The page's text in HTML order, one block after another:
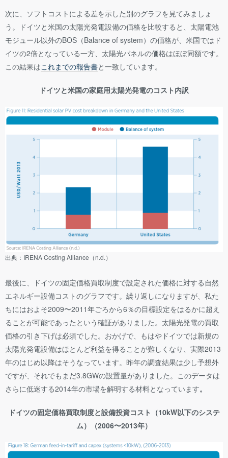
次に、ソフトコストによる差を示した別のグラフを見てみましょ
う。ドイツと米国の太陽光発電設備の価格を比較すると、太陽電池
モジュール以外のBOS（Balance of system）の価格が、米国ではド
イツの2倍となっている一方、太陽光パネルの価格はほぼ同額です。
この結果はこれまでの報告書と一致しています。
ドイツと米国の家庭用太陽光発電のコスト内訳
出典：IRENA Costing Alliance（n.d.）
最後に、ドイツの固定価格買取制度で設定された価格に対する自然
エネルギー設備コストのグラフです。繰り返しになりますが、私た
ちにはおよそ2009〜2011年ごろから6％の目標設定をはるかに超え
ることが可能であったという確証がありました。太陽光発電の買取
価格の引き下げは必須でした。おかげで、もはやドイツでは新規の
太陽光発電設備はほとんど利益を得ることが難しくなり、実際2013
年のはじめ以降はそうなっています。昨年の調査結果は少し予想外
ですが、それでもまだ3.8GWの設置量がありました。このデータは
さらに低迷する2014年の市場を解明する材料となっています。
ドイツの固定価格買取制度と設備投資コスト（10kW以下のシステ
ム）（2006〜2013年）